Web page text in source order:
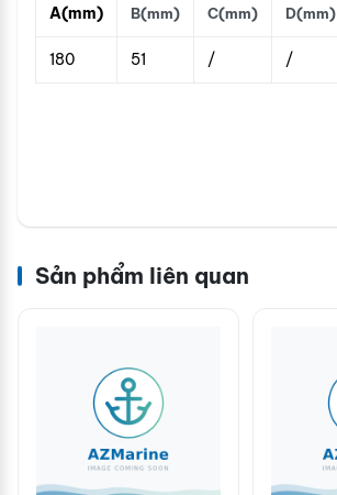
A(mm) B(mm) C(mm) D(mm)
180 51 / /
Sản phẩm liên quan